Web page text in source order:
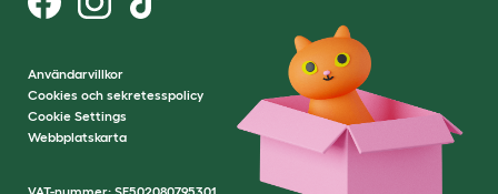
Användarvillkor
Cookies och sekretesspolicy
Cookie Settings
Webbplatskarta